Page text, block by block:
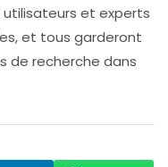
et experts
et tous garderont
de recherche dans